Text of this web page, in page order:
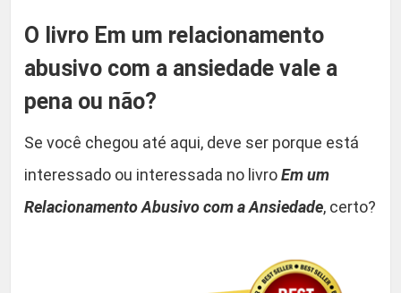
a
n
s
e
d
d
O livro Em um relacionamento
abusivo com a ansiedade vale a
pena ou não?
Se você chegou até aqui, deve ser porque está
interessado ou interessada no livroEm um
Relacionamento Abusivo com a Ansiedade, certo?